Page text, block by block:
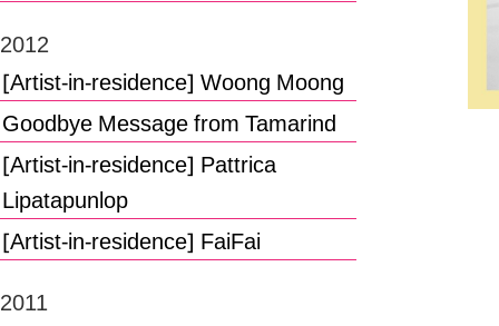
2012
[Artist-in-residence] Woong Moong
Goodbye Message from Tamarind
[Artist-in-residence] Pattrica
Lipatapunlop
[Artist-in-residence] FaiFai
2011